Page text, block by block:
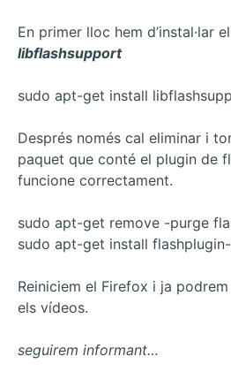
En primer lloc hem d’instal·lar
libflashsupport
sudo apt-get install
Després només cal eliminar i
paquet que conté el plugin de
funcione correctament.
sudo apt-get remove -purge
sudo apt-get install
Reiniciem el Firefox i ja
els vídeos.
seguirem informant…